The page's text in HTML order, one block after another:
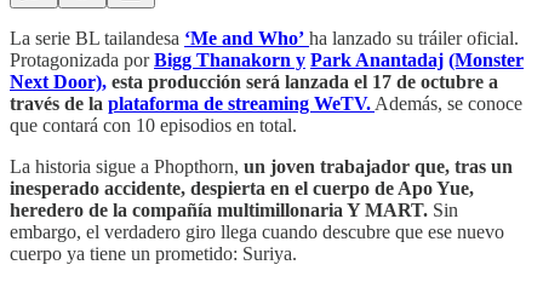
La serie BL tailandesa ‘Me and Who’ ha lanzado su tráiler oficial.
Protagonizada porBigg Thanakorn y Park Anantadaj (Monster
Next Door), esta producción será lanzada el 17 de octubre a
través de la plataforma de streaming WeTV. Además, se conoce
que contará con 10 episodios en total.
La historia sigue a Phopthorn, un joven trabajador que, tras un
inesperado accidente, despierta en el cuerpo de Apo Yue,
heredero de la compañía multimillonaria Y MART. Sin
embargo, el verdadero giro llega cuando descubre que ese nuevo
cuerpo ya tiene un prometido: Suriya.